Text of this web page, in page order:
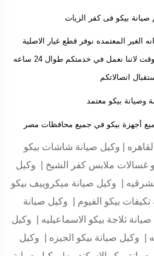
صيانة بيكو فى كفر الزيات
الغير المعتمده نوفر قطع غيار الاصلية
المعتمدة يمكنكمالاتصال في اي وقت لاننا نعمل في خدمتكم طوال 24 ساعه
اتصالاتكم
وصيانة بيكو معتمد
أجهزة بيكو في جميع محافظات مصر
| وكيل صيانة شاشات بيكو
غسالات ملابس كفر الشيخ | وكيل
| وكيل صيانة ميكروييف بيكو
بيكو الفيوم | وكيل صيانة
ثلاجة بيكو الاسماعيليه | وكيل
| وكيل صيانة بيكو الجيزه | وكيل